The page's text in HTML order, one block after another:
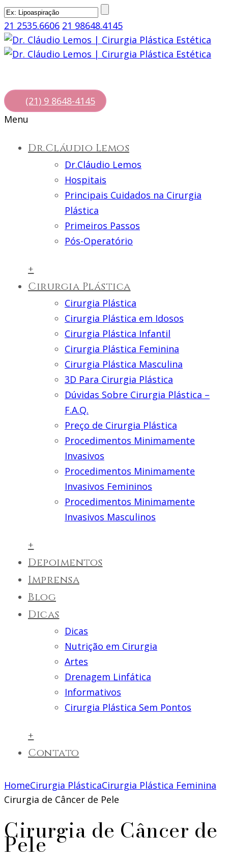
21 2535.6606 21 98648.4145
(21) 9 8648-4145
Menu
Dr.Cláudio Lemos
Dr.Cláudio Lemos
Hospitais
Principais Cuidados na Cirurgia
Plástica
Primeiros Passos
Pós-Operatório
+
Cirurgia Plástica
Cirurgia Plástica
Cirurgia Plástica em Idosos
Cirurgia Plástica Infantil
Cirurgia Plástica Feminina
Cirurgia Plástica Masculina
3D Para Cirurgia Plástica
Dúvidas Sobre Cirurgia Plástica –
F.A.Q.
Preço de Cirurgia Plástica
Procedimentos Minimamente
Invasivos
Procedimentos Minimamente
Invasivos Femininos
Procedimentos Minimamente
Invasivos Masculinos
+
Depoimentos
Imprensa
Blog
Dicas
Dicas
Nutrição em Cirurgia
Artes
Drenagem Linfática
Informativos
Cirurgia Plástica Sem Pontos
+
Contato
HomeCirurgia PlásticaCirurgia Plástica Feminina
Cirurgia de Câncer de Pele
Cirurgia de Câncer de
Pele